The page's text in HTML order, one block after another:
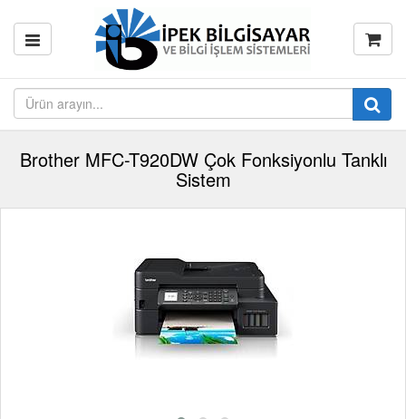
Brother MFC-T920DW Çok Fonksiyonlu Tanklı
Sistem